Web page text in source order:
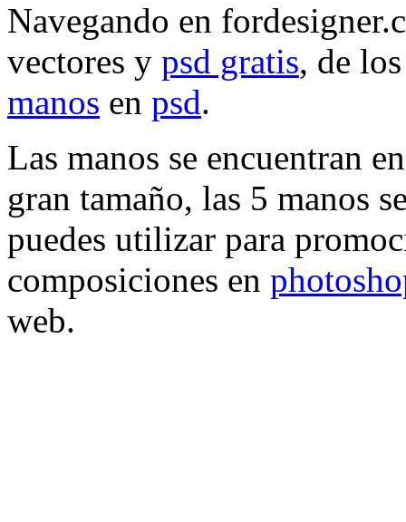
Navegando en
vectores y psd gratis, de
manos en psd.
Las manos se encuentran
gran tamaño, las 5 manos
puedes utilizar para
composiciones en
web.